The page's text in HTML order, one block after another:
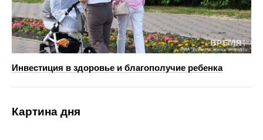
Инвестиция в здоровье и благополучие ребенка
Картина дня